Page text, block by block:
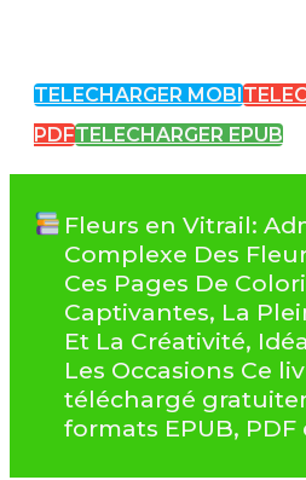
TELECHARGER MOBI
PDFTELECHARGER EPUB
Fleurs en Vitrail:
Complexe Des
Ces Pages De
Captivantes, La
Et La Créativité,
Les Occasions Ce
téléchargé
formats EPUB, PDF